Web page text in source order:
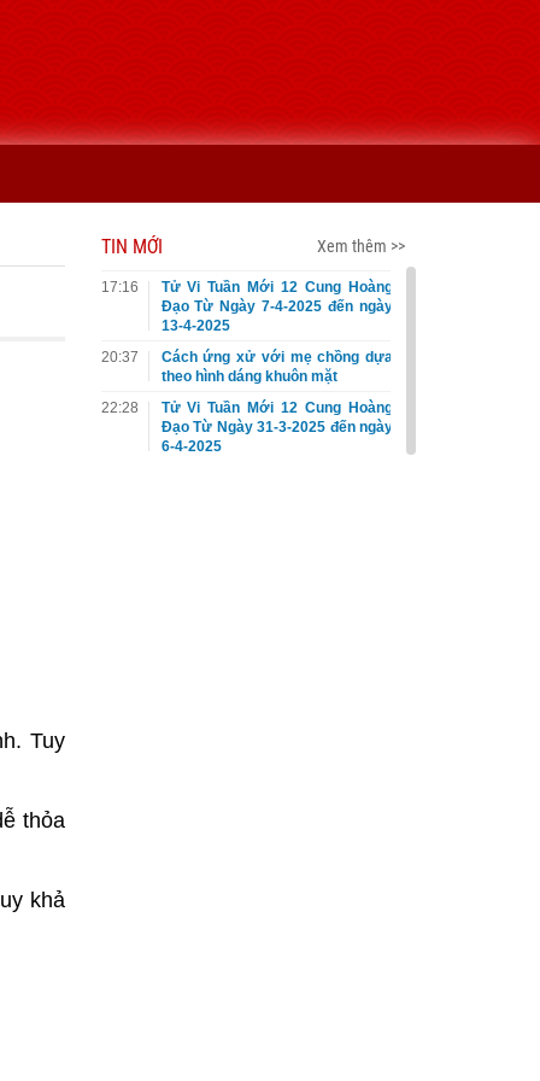
Tuy
thỏa
khả
TIN MỚI Xem thêm >>
17:16
Tử Vi Tuần Mới 12 Cung Hoàng
Đạo Từ Ngày 7-4-2025 đến ngày
13-4-2025
20:37
Cách ứng xử với mẹ chồng dựa
theo hình dáng khuôn mặt
22:28
Tử Vi Tuần Mới 12 Cung Hoàng
Đạo Từ Ngày 31-3-2025 đến ngày
6-4-2025